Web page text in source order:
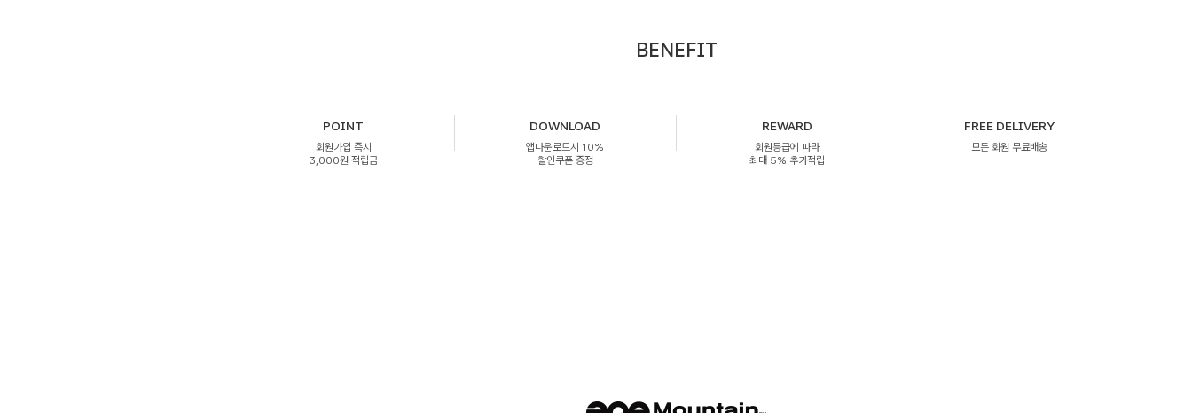
BENEFIT
POINT
회원가입 즉시
3,000원 적립금
DOWNLOAD
앱다운로드시 10%
할인쿠폰 증정
REWARD
회원등급에 따라
최대 5% 추가적립
FREE DELIVERY
모든 회원 무료배송